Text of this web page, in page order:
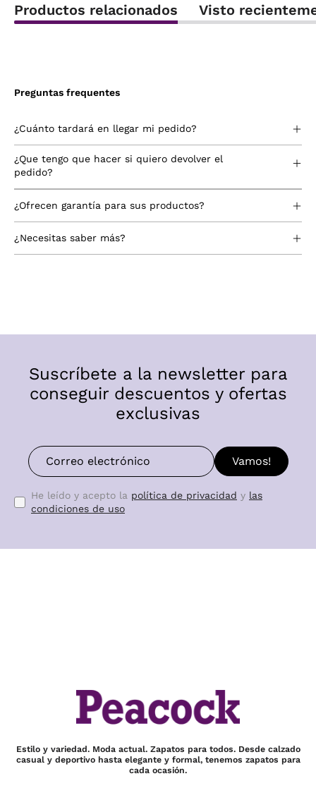
Productos relacionados Visto
Preguntas frequentes
¿Cuánto tardará en llegar mi pedido?
¿Que tengo que hacer si quiero devolver el
pedido?
¿Ofrecen garantía para sus productos?
¿Necesitas saber más?
Suscríbete a la newsletter para
conseguir descuentos y ofertas
exclusivas
Vamos!
He leído y acepto la política de privacidad y las
condiciones de uso
Estilo y variedad. Moda actual. Zapatos para todos. Desde calzado
casual y deportivo hasta elegante y formal, tenemos zapatos para
cada ocasión.